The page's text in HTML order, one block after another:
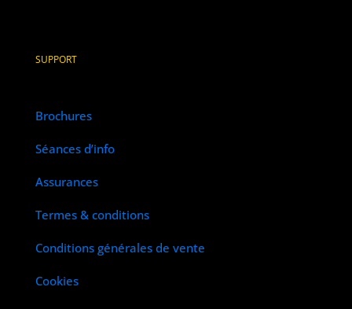
SUPPORT
Brochures
Séances d’info
Assurances
Termes & conditions
Conditions générales de vente
Cookies